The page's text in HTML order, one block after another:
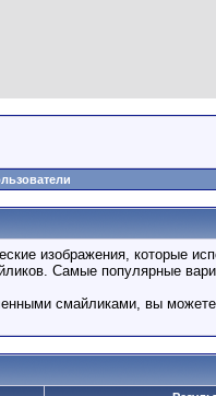
изображения, которые
Самые популярные
смайликами, вы